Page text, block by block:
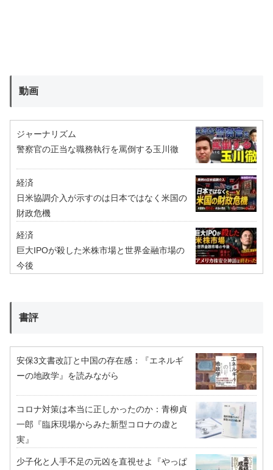
動画
ジャーナリズム
警察官の正当な職務執行を罵倒する玉川徹
経済
日米協調介入が示すのは日本ではなく米国の
財政危機
経済
巨大IPOが殺した米株市場と世界金融市場の
今後
書評
安保3文書改訂と中国の存在感：『エネルギ
ーの地政学』を読みながら
コロナ対策は本当に正しかったのか：青柳貞
一郎『臨床現場からみた新型コロナの虚と
実』
少子化と人手不足の元凶を直視せよ『やっぱ